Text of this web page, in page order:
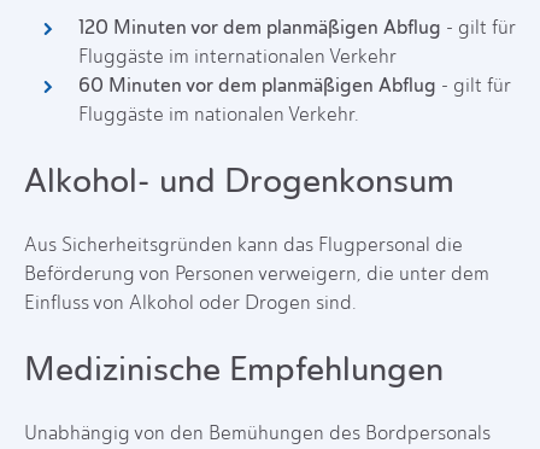
120 Minuten vor dem planmäßigen Abflug - gilt für
Fluggäste im internationalen Verkehr
60 Minuten vor dem planmäßigen Abflug - gilt für
Fluggäste im nationalen Verkehr.
Alkohol- und Drogenkonsum
Aus Sicherheitsgründen kann das Flugpersonal die
Beförderung von Personen verweigern, die unter dem
Einfluss von Alkohol oder Drogen sind.
Medizinische Empfehlungen
Unabhängig von den Bemühungen des Bordpersonals